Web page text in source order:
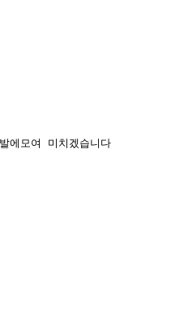
에모여 미치겠습니다